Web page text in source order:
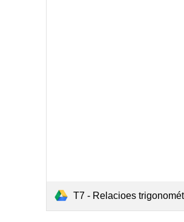
T7 - Relacioes trigonométricas (Nº24,